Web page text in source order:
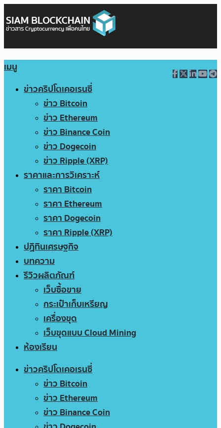
เมนู
ข่าวคริปโตเคอเรนซี่
ข่าว Bitcoin
ข่าว Ethereum
ข่าว Binance Coin
ข่าว Dogecoin
ข่าว Ripple (XRP)
ราคาและการวิเคราะห์
ราคา Bitcoin
ราคา Ethereum
ราคา Dogecoin
ราคา Ripple (XRP)
ปฏิทินเศรษฐกิจ
บทความ
รีวิวผลิตภัณฑ์
เว็บซื้อขาย
กระเป๋าเก็บเหรียญ
เครื่องขุด
เว็บขุดแบบ Cloud Mining
ห้องเรียน
ข่าวคริปโตเคอเรนซี่
ข่าว Bitcoin
ข่าว Ethereum
ข่าว Binance Coin